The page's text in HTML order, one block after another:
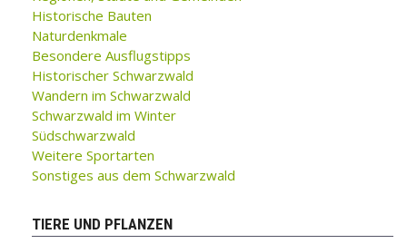
Historische Bauten
Naturdenkmale
Besondere Ausflugstipps
Historischer Schwarzwald
Wandern im Schwarzwald
Schwarzwald im Winter
Südschwarzwald
Weitere Sportarten
Sonstiges aus dem Schwarzwald
TIERE UND PFLANZEN